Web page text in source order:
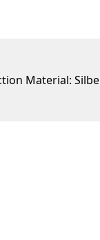
Material: